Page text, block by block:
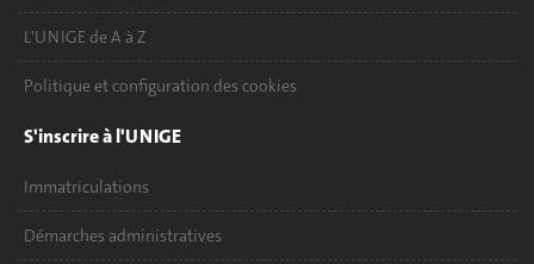
L'UNIGE de A à Z
Politique et configuration des cookies
S'inscrire à l'UNIGE
Immatriculations
Démarches administratives